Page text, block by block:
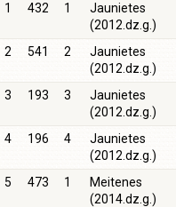
1
432 1
Jaunietes
(2012.dz.g.)
2 541 2
Jaunietes
(2012.dz.g.)
3 193 3
Jaunietes
(2012.dz.g.)
4 196 4
Jaunietes
(2012.dz.g.)
5 473 1
Meitenes
(2014.dz.g.)